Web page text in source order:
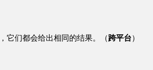
它们都会给出相同的结果。（跨平台）